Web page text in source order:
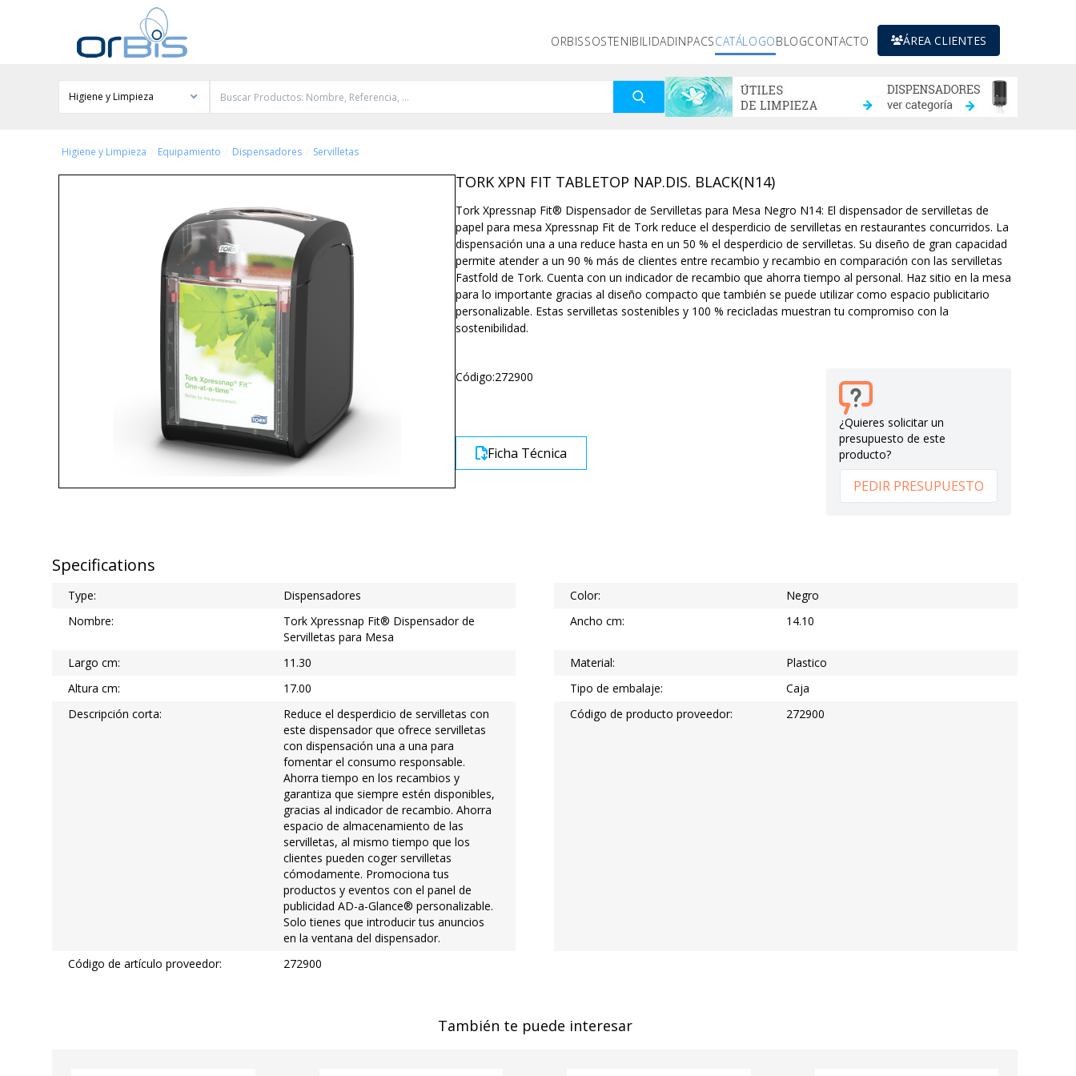
ORBISSOSTENIBILIDADINPACSCATÁLOGOBLOGCONTACTO ÁREA CLIENTES
Higiene y Limpieza
Higiene y Limpieza Equipamiento Dispensadores Servilletas
TORK XPN FIT TABLETOP NAP.DIS. BLACK(N14)
Tork Xpressnap Fit® Dispensador de Servilletas para Mesa Negro N14: El dispensador de servilletas de
papel para mesa Xpressnap Fit de Tork reduce el desperdicio de servilletas en restaurantes concurridos. La
dispensación una a una reduce hasta en un 50 % el desperdicio de servilletas. Su diseño de gran capacidad
permite atender a un 90 % más de clientes entre recambio y recambio en comparación con las servilletas
Fastfold de Tork. Cuenta con un indicador de recambio que ahorra tiempo al personal. Haz sitio en la mesa
para lo importante gracias al diseño compacto que también se puede utilizar como espacio publicitario
personalizable. Estas servilletas sostenibles y 100 % recicladas muestran tu compromiso con la
sostenibilidad.
Código:272900
Ficha Técnica
¿Quieres solicitar un
presupuesto de este
producto?
PEDIR PRESUPUESTO
Specifications
Type: Dispensadores Color:
Negro
Nombre:
Tork Xpressnap Fit® Dispensador de
Servilletas para Mesa
Ancho cm: 14.10
Largo cm: 11.30 Material:
Plastico
Altura cm:
17.00 Tipo de embalaje:
Caja
Descripción corta:
Reduce el desperdicio de servilletas con
este dispensador que ofrece servilletas
con dispensación una a una para
fomentar el consumo responsable.
Ahorra tiempo en los recambios y
garantiza que siempre estén disponibles,
gracias al indicador de recambio. Ahorra
espacio de almacenamiento de las
servilletas, al mismo tiempo que los
clientes pueden coger servilletas
cómodamente. Promociona tus
productos y eventos con el panel de
publicidad AD-a-Glance® personalizable.
Solo tienes que introducir tus anuncios
en la ventana del dispensador.
Código de producto proveedor: 272900
Código de artículo proveedor: 272900
También te puede interesar